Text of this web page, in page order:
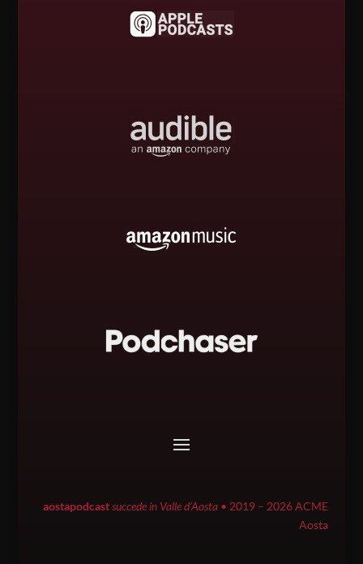
aostapodcast succede in Valle d’Aosta • 2019 – 2026 ACME
Aosta